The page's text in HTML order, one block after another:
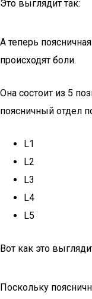
Это выглядит так:
А теперь
происходят боли.
Она состоит из 5
поясничный отдел
L1
L2
L3
L4
L5
Вот как это
Поскольку